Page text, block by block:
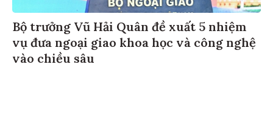
Bộ trưởng Vũ Hải Quân đề xuất 5 nhiệm
vụ đưa ngoại giao khoa học và công nghệ
vào chiều sâu